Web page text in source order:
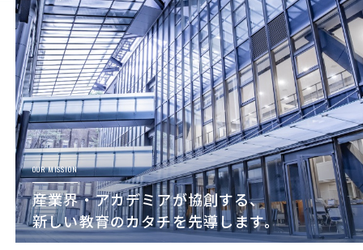
OUR MISSION
産業界・アカデミアが協創する、
新しい教育のカタチを先導します。